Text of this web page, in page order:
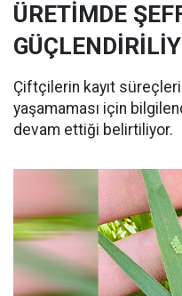
ÜRETİMDE
Çiftçilerin kayıt
yaşamaması için
devam ettiği belirtiliyor.